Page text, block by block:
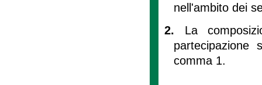
nell'ambito dei
2. La
comma 1.